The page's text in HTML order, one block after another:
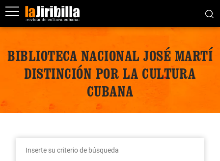
BIBLIOTECA NACIONAL JOSÉ MARTÍ
DISTINCIÓN POR LA CULTURA
CUBANA